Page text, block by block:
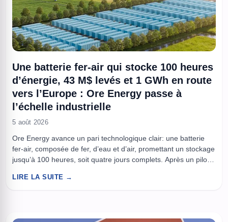
Une batterie fer-air qui stocke 100 heures
d’énergie, 43 M$ levés et 1 GWh en route
vers l’Europe : Ore Energy passe à
l’échelle industrielle
5 août 2026
Ore Energy avance un pari technologique clair: une batterie
fer-air, composée de fer, d’eau et d’air, promettant un stockage
jusqu’à 100 heures, soit quatre jours complets. Après un pilote
Thuis pour déployer 1 GWh en Europe, et finalise une levée de
LIRE LA SUITE →